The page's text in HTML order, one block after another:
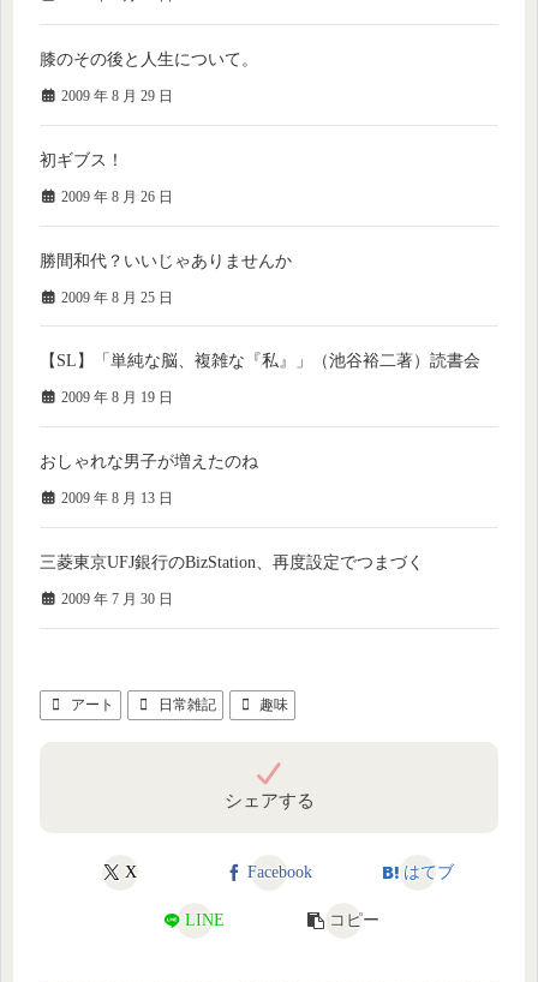
膝のその後と人生について。
2009 年 8 月 29 日
初ギブス！
2009 年 8 月 26 日
勝間和代？いいじゃありませんか
2009 年 8 月 25 日
【SL】「単純な脳、複雑な『私』」（池谷裕二著）読書会
2009 年 8 月 19 日
おしゃれな男子が増えたのね
2009 年 8 月 13 日
三菱東京UFJ銀行のBizStation、再度設定でつまづく
2009 年 7 月 30 日
アート 日常雑記 趣味
シェアする
X Facebook はてブ
LINE コピー